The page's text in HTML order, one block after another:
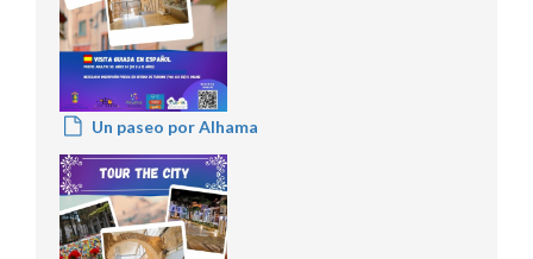
Un paseo por Alhama